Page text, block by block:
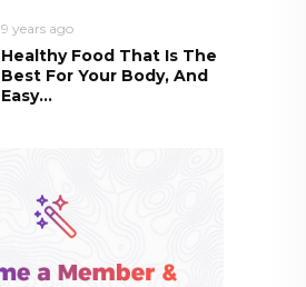
9 years ago
Healthy Food That Is The
Best For Your Body, And
Easy...